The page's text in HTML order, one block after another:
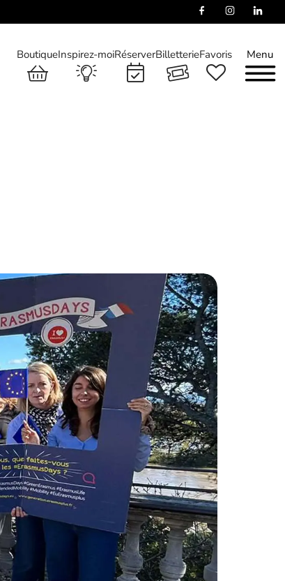
Menu
BoutiqueInspirez-moiRéserverBilletterieFavoris